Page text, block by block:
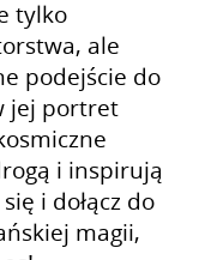
tylko
ale
podejście do
jej portret
i inspirują
i dołącz do
magii,